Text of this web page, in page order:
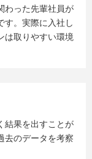
わった先輩社員が
す。実際に入社し
は取りやすい環境
結果を出すことが
去のデータを考察